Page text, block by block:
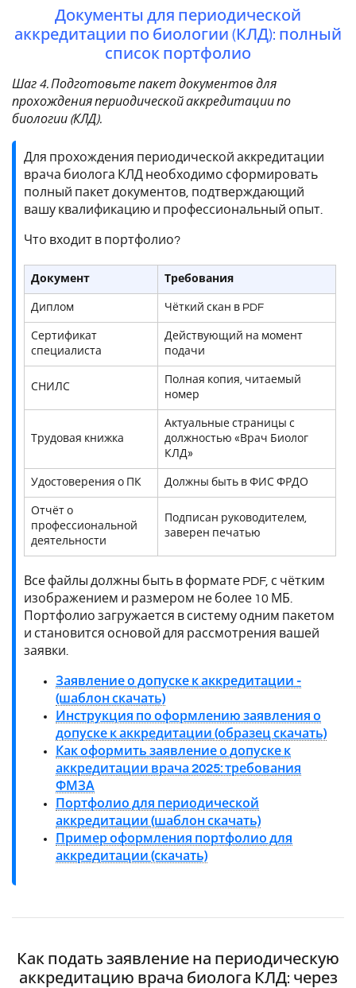
Документы для периодической
аккредитации по биологии (КЛД): полный
список портфолио
Шаг 4. Подготовьте пакет документов для
прохождения периодической аккредитации по
биологии (КЛД).
Для прохождения периодической аккредитации
врача биолога КЛД необходимо сформировать
полный пакет документов, подтверждающий
вашу квалификацию и профессиональный опыт.
Что входит в портфолио?
Документ Требования
Диплом Чёткий скан в PDF
Сертификат
специалиста
Действующий на момент
подачи
СНИЛС
Полная копия, читаемый
номер
Трудовая книжка
Актуальные страницы с
должностью «Врач Биолог
КЛД»
Удостоверения о ПК Должны быть в ФИС ФРДО
Отчёт о
профессиональной
деятельности
Подписан руководителем,
заверен печатью
Все файлы должны быть в формате PDF, с чётким
изображением и размером не более 10 МБ.
Портфолио загружается в систему одним пакетом
и становится основой для рассмотрения вашей
заявки.
Заявление о допуске к аккредитации -
(шаблон скачать)
Инструкция по оформлению заявления о
допуске к аккредитации (образец скачать)
Как оформить заявление о допуске к
аккредитации врача 2025: требования
ФМЗА
Портфолио для периодической
аккредитации (шаблон скачать)
Пример оформления портфолио для
аккредитации (скачать)
Как подать заявление на периодическую
аккредитацию врача биолога КЛД: через